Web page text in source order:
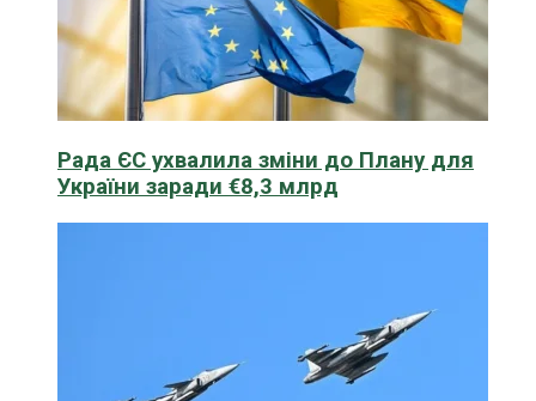
Рада ЄС ухвалила зміни до Плану для
України заради €8,3 млрд